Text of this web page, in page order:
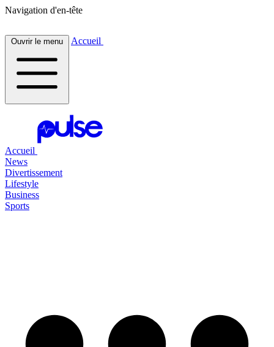
Navigation d'en-tête
Ouvrir le menu Accueil
Accueil
News
Divertissement
Lifestyle
Business
Sports